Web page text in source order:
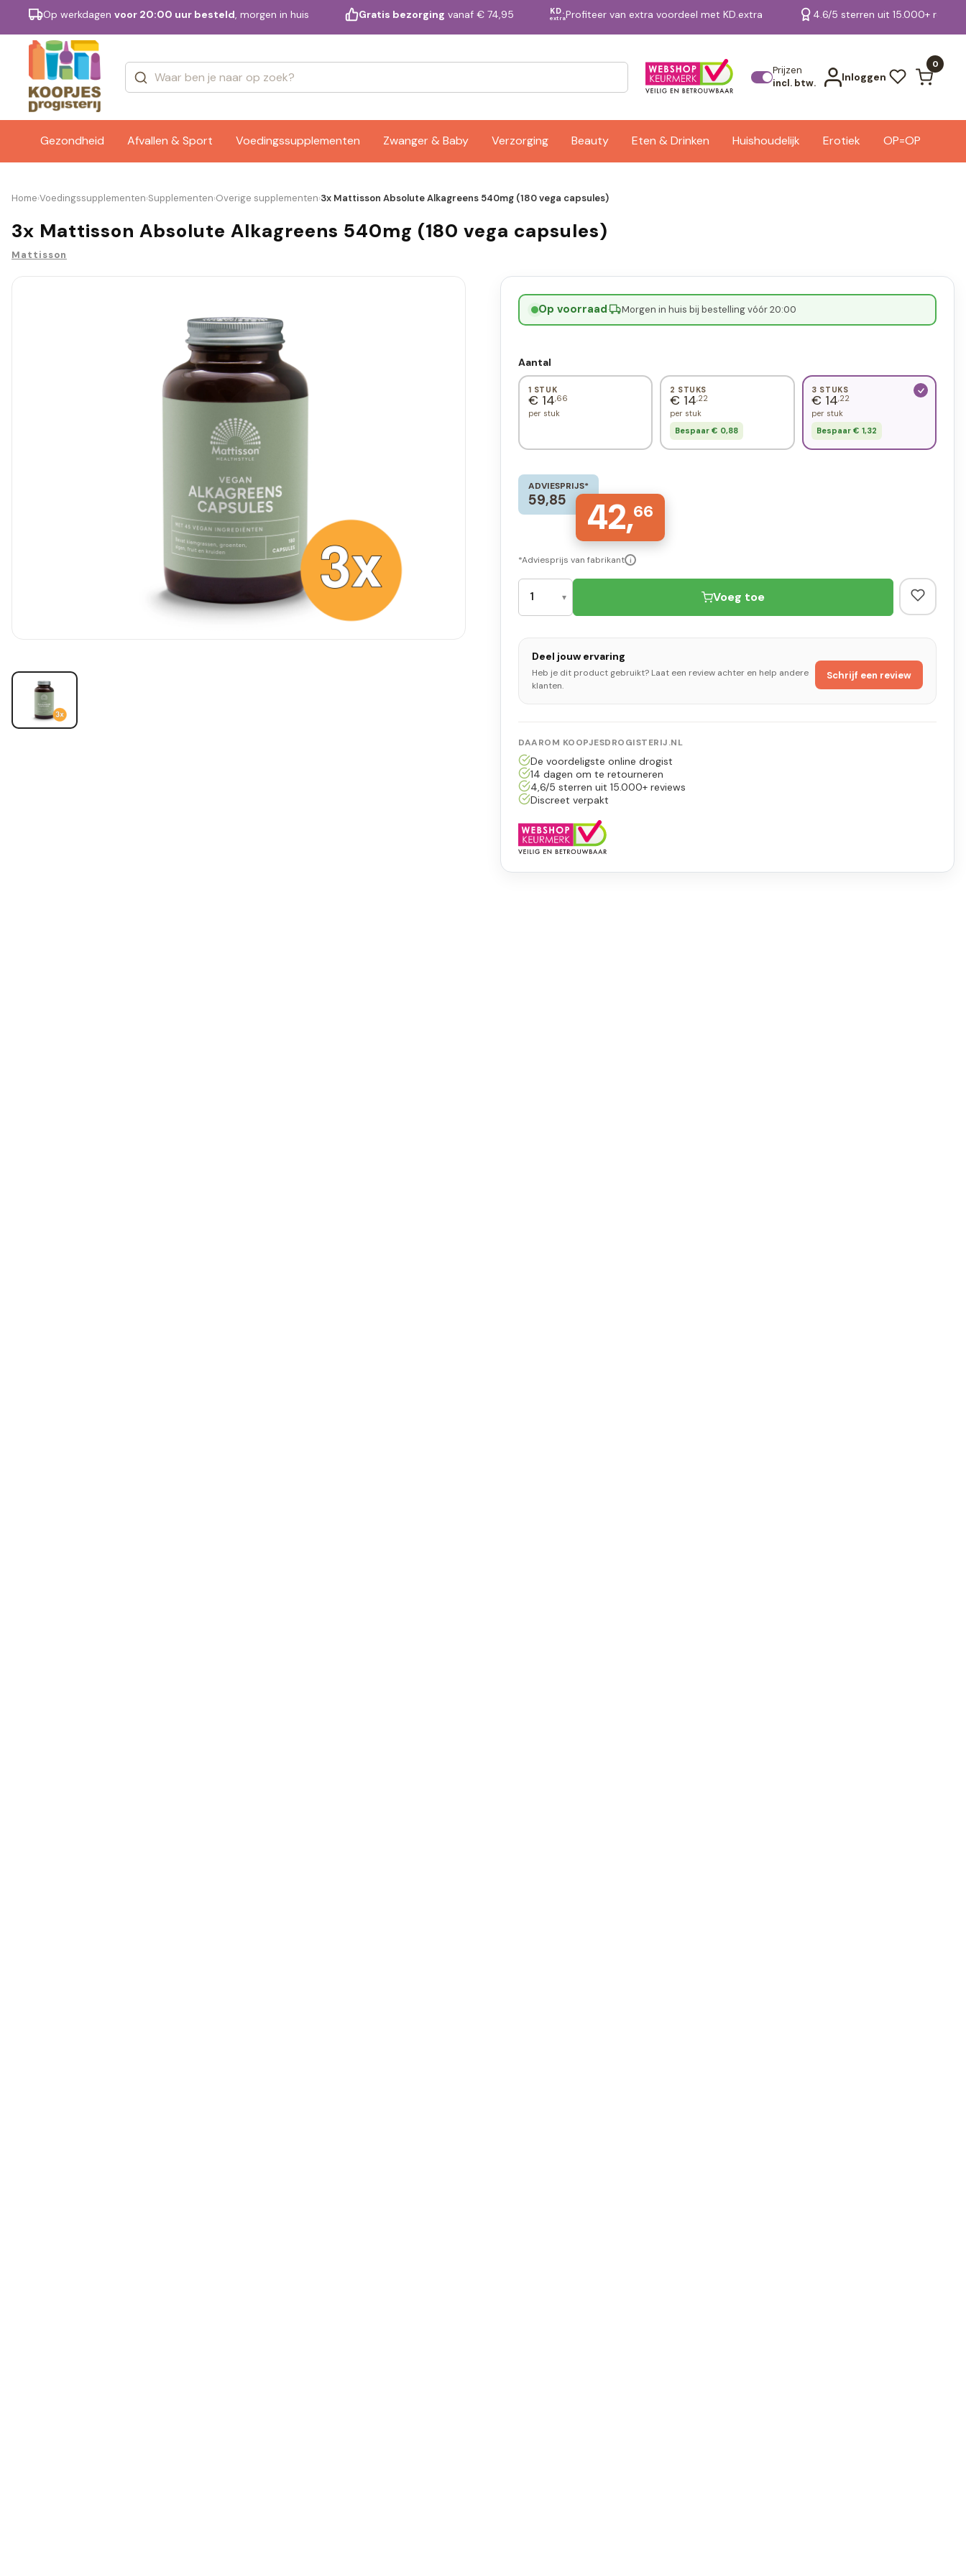
Op werkdagen voor 20:00 uur besteld, morgen in huis Gratis bezorging vanaf € 74,95 KD.
extraProfiteer van extra voordeel met KD.extra 4.6/5 sterren uit 15.000+
Prijzen
incl. btw.
Inloggen
0
Gezondheid Afvallen & Sport Voedingssupplementen Zwanger & Baby Verzorging Beauty Eten & Drinken Huishoudelijk Erotiek OP=OP
Merken Bekijk alle resultaten
Home›Voedingssupplementen›Supplementen›Overige supplementen›3x Mattisson Absolute Alkagreens 540mg (180 vega capsules)
3x Mattisson Absolute Alkagreens 540mg (180 vega capsules)
Mattisson
Op voorraad· Morgen in huis bij bestelling vóór 20:00
Aantal
1 STUK
€ 14,66
per stuk
2 STUKS
€ 14,22
per stuk
Bespaar € 0,88
3 STUKS
€ 14,22
per stuk
Bespaar € 1,32
ADVIESPRIJS*
59,85 42,66
*Adviesprijs van fabrikant i
Voeg toe
Deel jouw ervaring
Heb je dit product gebruikt? Laat een review achter en help andere
klanten.
Schrijf een review
DAAROM KOOPJESDROGISTERIJ.NL
De voordeligste online drogist
14 dagen om te retourneren
4,6/5 sterren uit 15.000+ reviews
Discreet verpakt